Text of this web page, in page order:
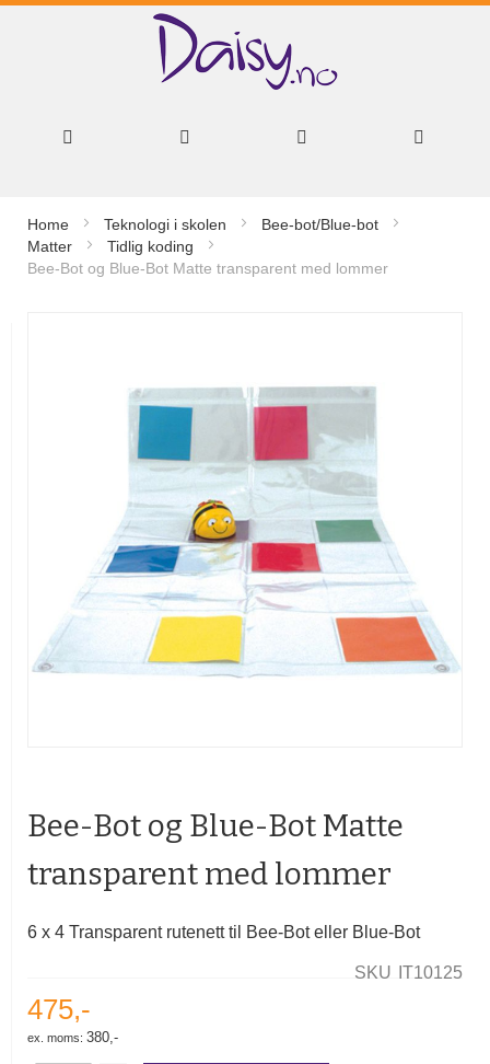
innhold
Home Teknologi i skolen
Bee-bot/Blue-bot
Matter
Tidlig koding
Bee-Bot og Blue-Bot Matte transparent med lommer
av
Bee-Bot og Blue-Bot Matte
transparent med lommer
6 x 4 Transparent rutenett til Bee-Bot eller Blue-Bot
SKU IT10125
475,-
380,-